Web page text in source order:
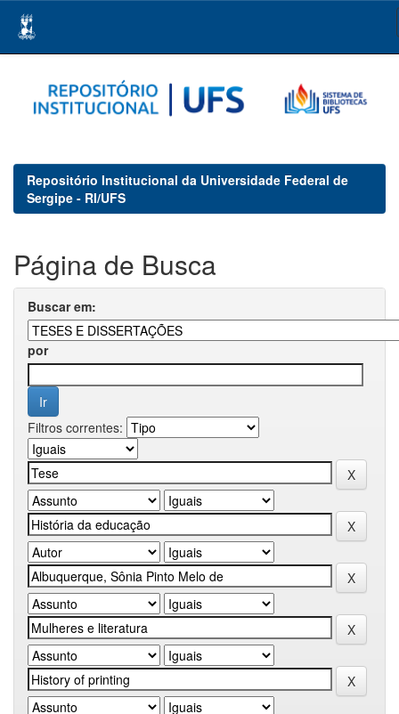
navigation
Repositório Institucional da Universidade Federal de
Sergipe - RI/UFS
Página de Busca
Buscar em:
por
Filtros correntes: